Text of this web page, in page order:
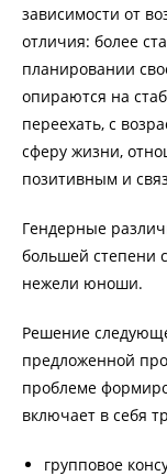
зависимости от
отличия: более
планировании
опираются на
переехать, с
сферу жизни,
позитивным и
Гендерные
большей степени
нежели юноши.
Решение
предложенной
проблеме
включает в себя
групповое